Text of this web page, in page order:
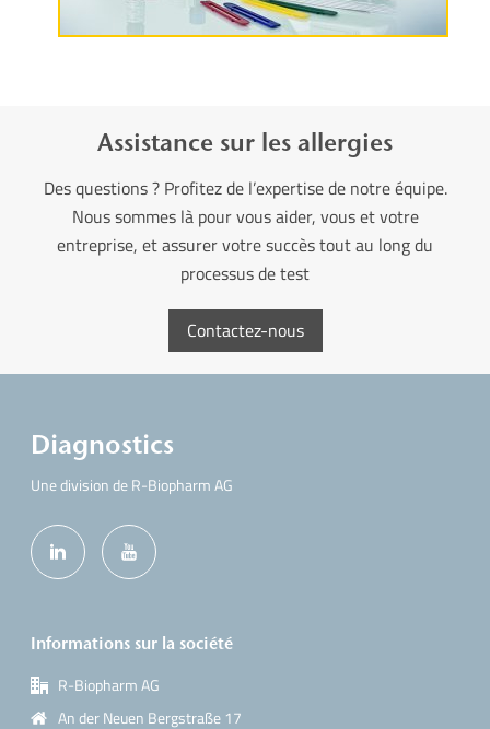
Assistance sur les allergies
Des questions ? Profitez de l’expertise de notre équipe.
Nous sommes là pour vous aider, vous et votre
entreprise, et assurer votre succès tout au long du
processus de test
Contactez-nous
Diagnostics
Une division de R-Biopharm AG
Informations sur la société
R-Biopharm AG
An der Neuen Bergstraße 17